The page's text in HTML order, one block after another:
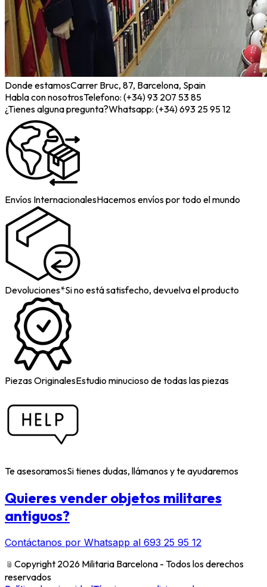
Donde estamosCarrer Bruc, 87, Barcelona, Spain
Habla con nosotrosTelefono: (+34) 93 207 53 85
¿Tienes alguna pregunta?Whatsapp: (+34) 693 25 95 12
Envíos InternacionalesHacemos envíos por todo el mundo
Devoluciones*Si no está satisfecho, devuelva el producto
Piezas OriginalesEstudio minucioso de todas las piezas
Te asesoramosSi tienes dudas, llámanos y te ayudaremos
Quieres vender objetos militares
antiguos?
Contáctanos por Whatsapp al 693 25 95 12
﹫ Copyright 2026 Militaria Barcelona - Todos los derechos
reservados